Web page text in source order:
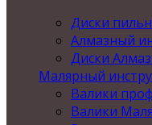
Диски
Алмазный
Диски
Малярный
Валики
Валики